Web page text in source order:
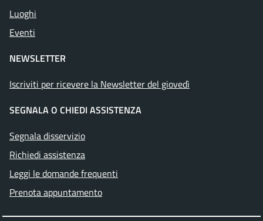
Luoghi
Eventi
NEWSLETTER
Iscriviti per ricevere la Newsletter del giovedì
SEGNALA O CHIEDI ASSISTENZA
Segnala disservizio
Richiedi assistenza
Leggi le domande frequenti
Prenota appuntamento